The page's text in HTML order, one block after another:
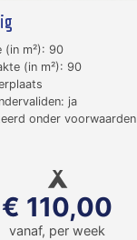
(in m²): 90
(in m²): 90
ja
onder voorwaarden
€ 110,00
vanaf, per week